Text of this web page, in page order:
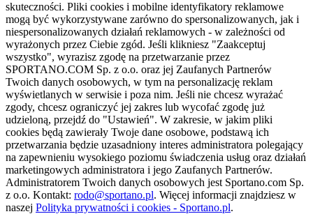
skuteczności. Pliki cookies i mobilne identyfikatory reklamowe
mogą być wykorzystywane zarówno do spersonalizowanych, jak i
niespersonalizowanych działań reklamowych - w zależności od
wyrażonych przez Ciebie zgód. Jeśli klikniesz "Zaakceptuj
wszystko", wyrazisz zgodę na przetwarzanie przez
SPORTANO.COM Sp. z o.o. oraz jej Zaufanych Partnerów
Twoich danych osobowych, w tym na personalizację reklam
wyświetlanych w serwisie i poza nim. Jeśli nie chcesz wyrażać
zgody, chcesz ograniczyć jej zakres lub wycofać zgodę już
udzieloną, przejdź do "Ustawień". W zakresie, w jakim pliki
cookies będą zawierały Twoje dane osobowe, podstawą ich
przetwarzania będzie uzasadniony interes administratora polegający
na zapewnieniu wysokiego poziomu świadczenia usług oraz działań
marketingowych administratora i jego Zaufanych Partnerów.
Administratorem Twoich danych osobowych jest Sportano.com Sp.
z o.o. Kontakt: rodo@sportano.pl. Więcej informacji znajdziesz w
naszej Polityka prywatności i cookies - Sportano.pl.